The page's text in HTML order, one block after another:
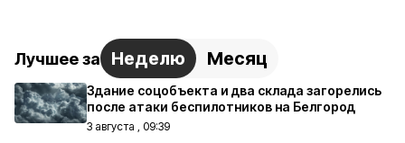
Лучшее за Неделю Месяц
Здание соцобъекта и два склада загорелись
после атаки беспилотников на Белгород
3 августа , 09:39